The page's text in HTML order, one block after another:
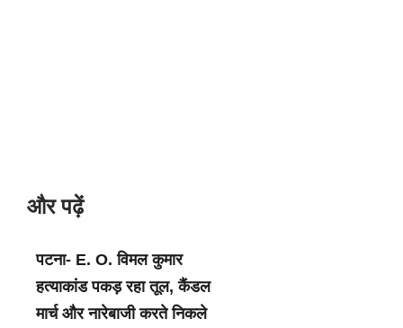
और पढ़ें
पटना- E. O. विमल कुमार
हत्याकांड पकड़ रहा तूल, कैंडल
मार्च और नारेबाजी करते निकले